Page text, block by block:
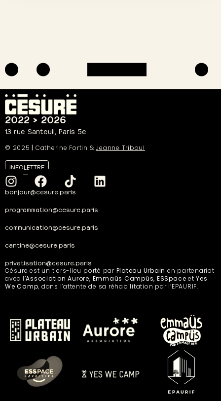
2022 > 2026
13 rue Santeuil, Paris 5e
© 2025 | Catherine Fortin &Jeanne Triboul
INFOLETTRE
bonjour@cesure.paris
programmation@cesure.paris
communication@cesure.paris
cantine@cesure.paris
privatisation@cesure.paris
Césure est un tiers-lieu porté par Plateau Urbain en partenariat
avec l’Association Aurore, Emmaüs Campüs, ESSpaceetYes
We Camp, dans l’attente de sa réhabilitation par l’EPAURIF.